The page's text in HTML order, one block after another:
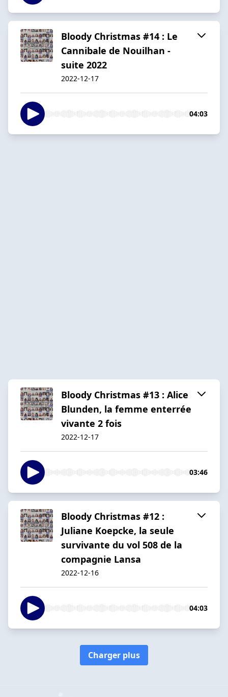
Bloody Christmas #14 : Le
Cannibale de Nouilhan -
suite 2022
2022-12-17
04:03
Bloody Christmas #13 : Alice
Blunden, la femme enterrée
vivante 2 fois
2022-12-17
03:46
Bloody Christmas #12 :
Juliane Koepcke, la seule
survivante du vol 508 de la
compagnie Lansa
2022-12-16
04:03
Charger plus